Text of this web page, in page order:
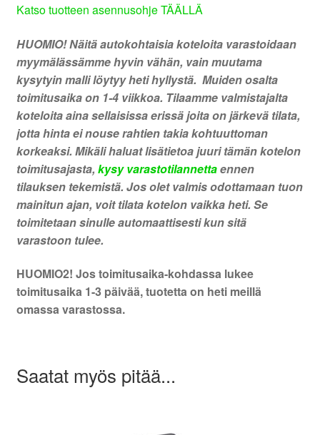
Katso tuotteen asennusohje TÄÄLLÄ
HUOMIO! Näitä autokohtaisia koteloita varastoidaan
myymälässämme hyvin vähän, vain muutama
kysytyin malli löytyy heti hyllystä. Muiden osalta
toimitusaika on 1-4 viikkoa. Tilaamme valmistajalta
koteloita aina sellaisissa erissä joita on järkevä tilata,
jotta hinta ei nouse rahtien takia kohtuuttoman
korkeaksi. Mikäli haluat lisätietoa juuri tämän kotelon
toimitusajasta, kysy varastotilannettaennen
tilauksen tekemistä. Jos olet valmis odottamaan tuon
mainitun ajan, voit tilata kotelon vaikka heti. Se
toimitetaan sinulle automaattisesti kun sitä
varastoon tulee.
HUOMIO2! Jos toimitusaika-kohdassa lukee
toimitusaika 1-3 päivää, tuotetta on heti meillä
omassa varastossa.
Saatat myös pitää...